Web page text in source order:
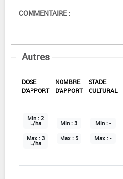
COMMENTAIRE :
Autres
DOSE
D'APPORT
NOMBRE
D'APPORT
STADE
CULTURAL
Min : 2
L/ha
Max : 3
L/ha
Min : 3
Max : 5
Min : -
Max : -